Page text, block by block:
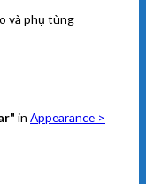
và phụ tùng
in Appearance >